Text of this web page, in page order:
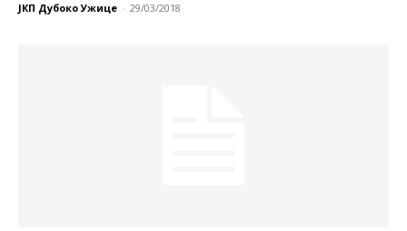
ЈКП Дубоко Ужице - 29/03/2018